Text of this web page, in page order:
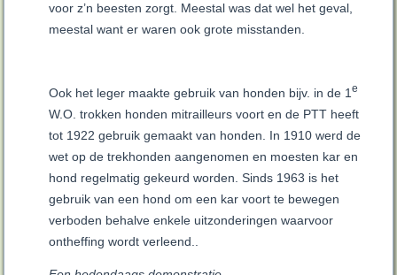
voor z’n beesten zorgt. Meestal was dat wel het geval,
meestal want er waren ook grote misstanden.
Ook het leger maakte gebruik van honden bijv. in de 1e
W.O. trokken honden mitrailleurs voort en de PTT heeft
tot 1922 gebruik gemaakt van honden. In 1910 werd de
wet op de trekhonden aangenomen en moesten kar en
hond regelmatig gekeurd worden. Sinds 1963 is het
gebruik van een hond om een kar voort te bewegen
verboden behalve enkele uitzonderingen waarvoor
ontheffing wordt verleend..